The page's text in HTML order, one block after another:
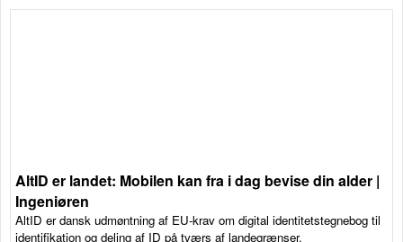
AltID er landet: Mobilen kan fra i dag bevise din alder |
Ingeniøren
AltID er dansk udmøntning af EU-krav om digital identitetstegnebog til
identifikation og deling af ID på tværs af landegrænser.